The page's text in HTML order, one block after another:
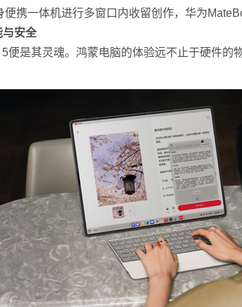
携一体机进行多窗口内收留创作，华为
安全
其灵魂。鸿蒙电脑的体验远不止于硬件的